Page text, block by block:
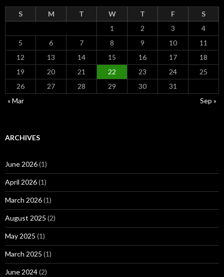
S M T W T F
S
1
2 3
4
5
6 7 8 9 10
11
12
13 14 15 16 17
18
19
20 21 22 23 24
25
26
27 28 29 30
31
« Mar
Sep »
ARCHIVES
June 2026(1)
April 2026(1)
March 2026(1)
August 2025 (2)
May 2025 (1)
March 2025 (1)
June 2024(2)